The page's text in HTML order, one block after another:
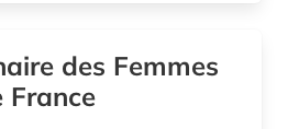
des Femmes
France